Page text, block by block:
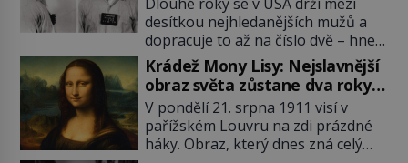
desítkou nejhledanějších mužů a
dopracuje to až na číslo dvě – hned
po Usámovi bin Ládinovi (1957–
2011). To je James „Whitey“ Bulger
(1929–2018) viněný ze spoluúčasti
na 19 vraždách, vydírání a lichvy. A
samozřejmě, krom toho je ještě
drogový dealer, který neváhá
Krádež Mony Lisy: Nejslavnější
obraz světa zůstane dva roky
nezvěstný
V pondělí 21. srpna 1911 visí v
pařížském Louvru na zdi prázdné
háky. Obraz, který dnes zná celý